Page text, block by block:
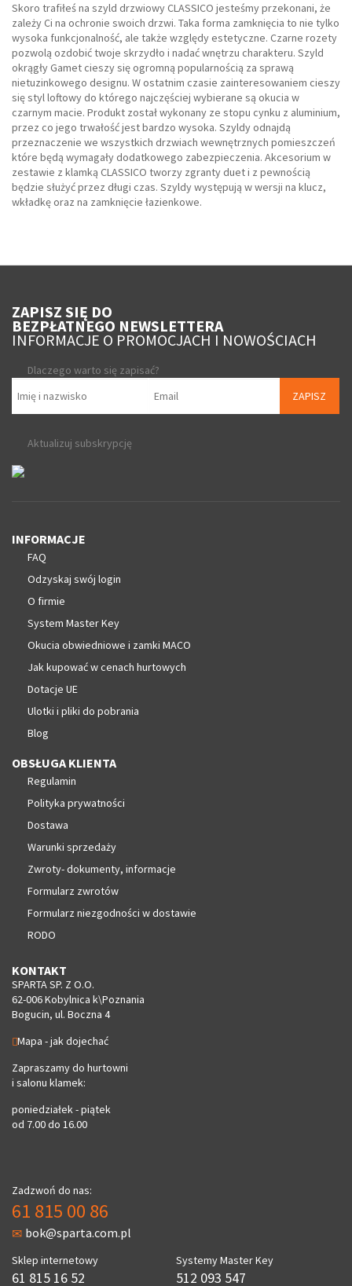
Skoro trafiłeś na szyld drzwiowy CLASSICO jesteśmy przekonani, że
zależy Ci na ochronie swoich drzwi. Taka forma zamknięcia to nie tylko
wysoka funkcjonalność, ale także względy estetyczne. Czarne rozety
pozwolą ozdobić twoje skrzydło i nadać wnętrzu charakteru. Szyld
okrągły Gamet cieszy się ogromną popularnością za sprawą
nietuzinkowego designu. W ostatnim czasie zainteresowaniem cieszy
się styl loftowy do którego najczęściej wybierane są okucia w
czarnym macie. Produkt został wykonany ze stopu cynku z aluminium,
przez co jego trwałość jest bardzo wysoka. Szyldy odnajdą
przeznaczenie we wszystkich drzwiach wewnętrznych pomieszczeń
które będą wymagały dodatkowego zabezpieczenia. Akcesorium w
zestawie z klamką CLASSICO tworzy zgranty duet i z pewnością
będzie służyć przez długi czas. Szyldy występują w wersji na klucz,
wkładkę oraz na zamknięcie łazienkowe.
ZAPISZ SIĘ DO
BEZPŁATNEGO NEWSLETTERA
INFORMACJE O PROMOCJACH I NOWOŚCIACH
Dlaczego warto się zapisać?
ZAPISZ
Aktualizuj subskrypcję
INFORMACJE
FAQ
Odzyskaj swój login
O firmie
System Master Key
Okucia obwiedniowe i zamki MACO
Jak kupować w cenach hurtowych
Dotacje UE
Ulotki i pliki do pobrania
Blog
OBSŁUGA KLIENTA
Regulamin
Polityka prywatności
Dostawa
Warunki sprzedaży
Zwroty- dokumenty, informacje
Formularz zwrotów
Formularz niezgodności w dostawie
RODO
KONTAKT
SPARTA SP. Z O.O.
62-006 Kobylnica k\Poznania
Bogucin, ul. Boczna 4
Mapa - jak dojechać
Zapraszamy do hurtowni
i salonu klamek:
poniedziałek - piątek
od 7.00 do 16.00
Zadzwoń do nas:
61 815 00 86
bok@sparta.com.pl
Sklep internetowy
61 815 16 52
Systemy Master Key
512 093 547